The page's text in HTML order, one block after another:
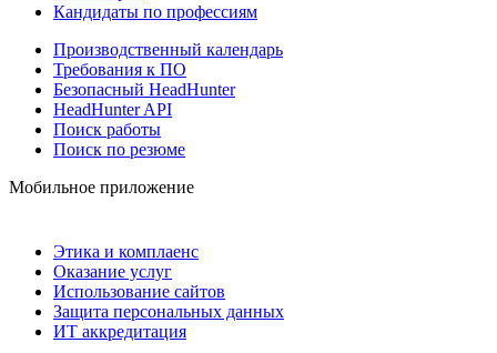
Кандидаты по профессиям
Производственный календарь
Требования к ПО
Безопасный HeadHunter
HeadHunter API
Поиск работы
Поиск по резюме
Мобильное приложение
Этика и комплаенс
Оказание услуг
Использование сайтов
Защита персональных данных
ИТ аккредитация